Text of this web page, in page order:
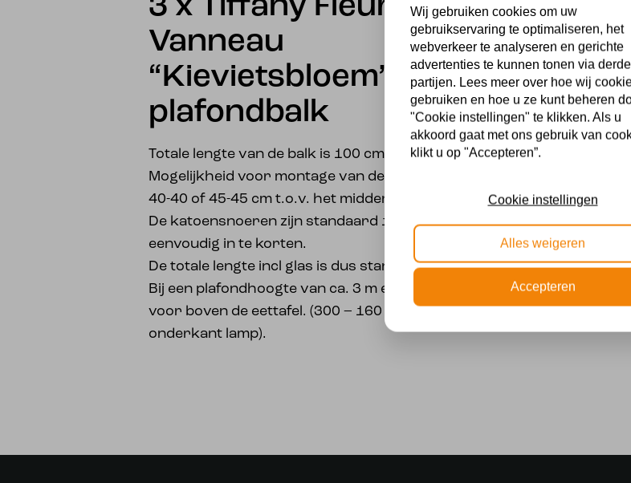
3 x Tiffany Fleur de
Vanneau
“Kievietsbloem” aan
plafondbalk
Totale lengte van de balk is 100 cm. Breedte 8 cm.
Mogelijkheid voor montage van de 3 katoenpendels op
40-40 of 45-45 cm t.o.v. het midden.
De katoensnoeren zijn standaard 150 cm.en
eenvoudig in te korten.
De totale lengte incl glas is dus standaard ca 160 cm.
Bij een plafondhoogte van ca. 3 m een ideale hoogte
voor boven de eettafel. (300 – 160 = 140 cm
onderkant lamp).
Wij gebruiken cookies om uw
gebruikservaring te optimaliseren, het
webverkeer te analyseren en gerichte
advertenties te kunnen tonen via derde
partijen. Lees meer over hoe wij
gebruiken en hoe u ze kunt beheren
"Cookie instellingen" te klikken. Als u
akkoord gaat met ons gebruik van
klikt u op "Accepteren”.
Cookie instellingen
Alles weigeren
Accepteren